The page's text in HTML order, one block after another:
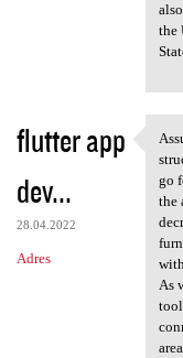
the
flutter app
dev...
28.04.2022
Adres
go
the
As